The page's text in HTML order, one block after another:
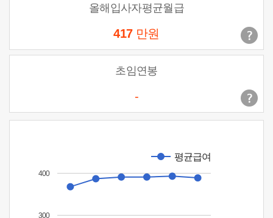
올해입사자평균월급
417 만원
초임연봉
-
평균급여
300
400